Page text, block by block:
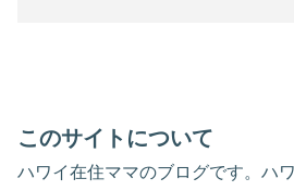
このサイトについて
ハワイ在住ママのブログです。ハ